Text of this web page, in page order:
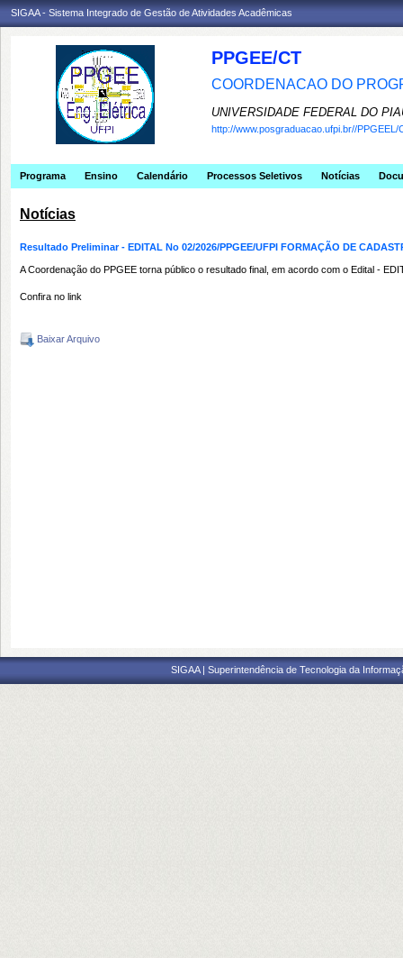
SIGAA - Sistema Integrado de Gestão de Atividades Acadêmicas
PPGEE/CT
COORDENACAO DO
UNIVERSIDADE FEDERAL DO
http://www.posgraduacao.ufpi.br//PPGEEL/
Programa Ensino Calendário Processos Seletivos Notícias
Notícias
Resultado Preliminar - EDITAL No 02/2026/PPGEE/UFPI FORMAÇÃO DE
A Coordenação do PPGEE torna público o resultado final, em acordo com o Edital -
Confira no link
Baixar Arquivo
SIGAA | Superintendência de Tecnologia da